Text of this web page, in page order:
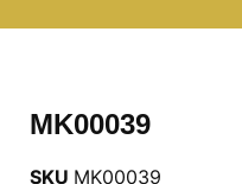
MK00039
SKU MK00039